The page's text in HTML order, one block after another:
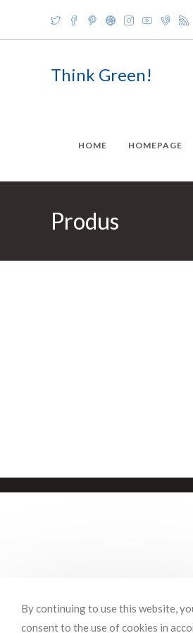
content
Think Green!
HOME HOMEPAGE
Produs
By continuing to use this website,
consent to the use of cookies in